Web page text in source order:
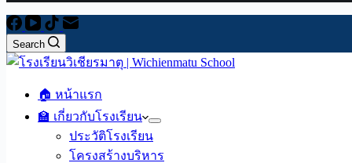
Search
🏠 หน้าแรก
🏫 เกี่ยวกับโรงเรียน
ประวัติโรงเรียน
โครงสร้างบริหาร